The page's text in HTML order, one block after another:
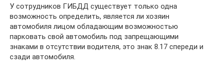
У сотрудников ГИБДД существует только одна
возможность определить, является ли хозяин
автомобиля лицом обладающим возможностью
парковать свой автомобиль под запрещающими
знаками в отсутствии водителя, это знак 8.17 спереди и
сзади автомобиля.